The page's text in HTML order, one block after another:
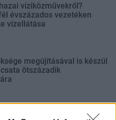
víziközművekről?
évszázados vezetéken
vízellátása
megújításával is készül
ötszázadik